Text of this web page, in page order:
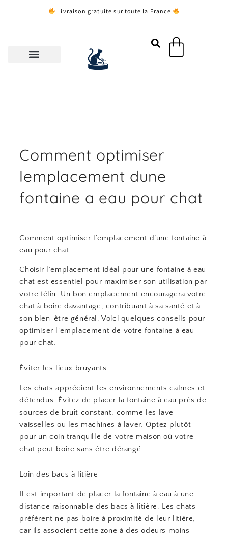
Livraison gratuite sur toute la France
Panier
Comment optimiser
lemplacement dune
fontaine a eau pour chat
Comment optimiser l’emplacement d’une fontaine à
eau pour chat
Choisir l’emplacement idéal pour une fontaine à eau
chat est essentiel pour maximiser son utilisation par
votre félin. Un bon emplacement encouragera votre
chat à boire davantage, contribuant à sa santé et à
son bien-être général. Voici quelques conseils pour
optimiser l’emplacement de votre fontaine à eau
pour chat.
Éviter les lieux bruyants
Les chats apprécient les environnements calmes et
détendus. Évitez de placer la fontaine à eau près de
sources de bruit constant, comme les lave-
vaisselles ou les machines à laver. Optez plutôt
pour un coin tranquille de votre maison où votre
chat peut boire sans être dérangé.
Loin des bacs à litière
Il est important de placer la fontaine à eau à une
distance raisonnable des bacs à litière. Les chats
préfèrent ne pas boire à proximité de leur litière,
car ils associent cette zone à des odeurs moins